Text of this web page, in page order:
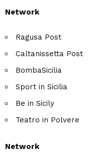
Network
Ragusa Post
Caltanissetta Post
BombaSicilia
Sport in Sicilia
Be in Sicily
Teatro in Polvere
Network